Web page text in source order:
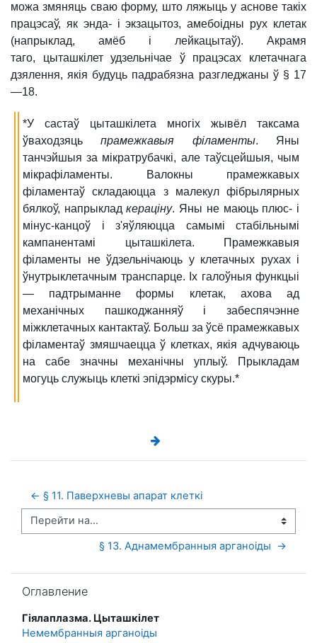
можа змяняць сваю форму, што ляжыць у аснове такіх
працэсаў, як энда- і экзацытоз, амебоідны рух клетак
(напрыклад, амёб і лейкацытаў). Акрамя
таго, цыташкілет удзельнічае ў працэсах клетачнага
дзялення, якія будуць падрабязна разгледжаны ў § 17
—18.
*У састаў цыташкілета многіх жывёл таксама
ўваходзяцьпрамежкавыя філаменты. Яны
танчэйшыя за мікратрубачкі, але таўсцейшыя, чым
мікрафіламенты. Валокны прамежкавых
філаментаў складаюцца з малекул фібрылярных
бялкоў, напрыкладкераціну. Яны не маюць плюс- і
мінус-канцоў і з'яўляюцца самымі стабільнымі
кампанентамі цыташкілета. Прамежкавыя
філаменты не ўдзельнічаюць у клетачных рухах і
ўнутрыклетачным транспарце. Іх галоўныя функцыі
— падтрыманне формы клетак, ахова ад
механічных пашкоджанняў і забеспячэнне
міжклетачных кантактаў. Больш за ўсё прамежкавых
філаментаў змяшчаецца ў клетках, якія адчуваюць
на сабе значны механічны уплыў. Прыкладам
могуць служыць клеткі эпідэрмісу скуры.*
← § 11. Паверхневы апарат клеткі
Перейти на...
§ 13. Аднамембранныя арганоіды  →
Оглавление
Гіялаплазма. Цыташкілет
Немембранныя арганоіды